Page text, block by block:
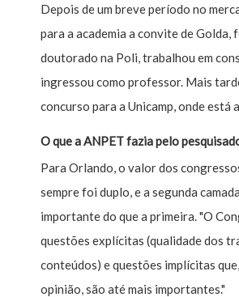
Depois de um breve período no
para a academia a convite de Golda,
doutorado na Poli, trabalhou em
ingressou como professor. Mais
concurso para a Unicamp, onde está
O que a ANPET fazia pelo
Para Orlando, o valor dos
sempre foi duplo, e a segunda
importante do que a primeira. "O
questões explícitas (qualidade dos
conteúdos) e questões implícitas
opinião, são até mais importantes."